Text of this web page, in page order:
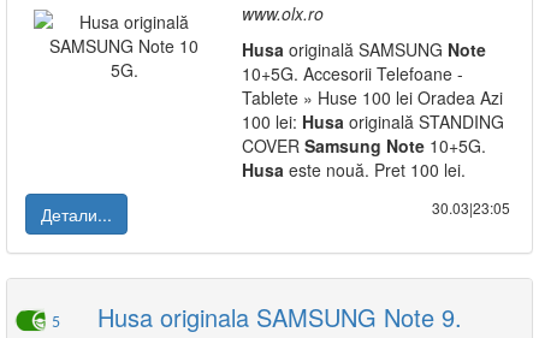
www.olx.ro
Husa originală SAMSUNG Note
10+5G. Accesorii Telefoane -
Tablete » Huse 100 lei Oradea Azi
100 lei: Husa originală STANDING
COVER Samsung Note 10+5G.
Husa este nouă. Pret 100 lei.
Детали...
30.03|23:05
5 Husa originala SAMSUNG Note 9.